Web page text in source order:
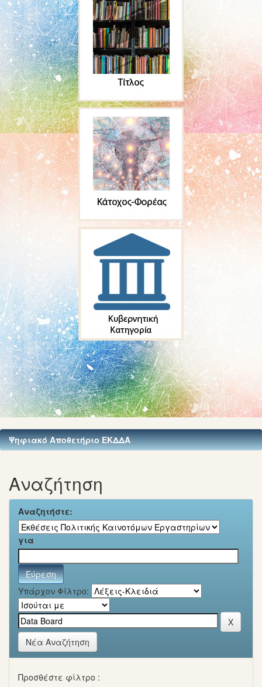
Ψηφιακό Αποθετήριο ΕΚΔΔΑ
Αναζήτηση
Αναζητήστε:
για
Υπάρχον Φίλτρο:
Νέα Αναζήτηση
Προσθέστε φίλτρο :